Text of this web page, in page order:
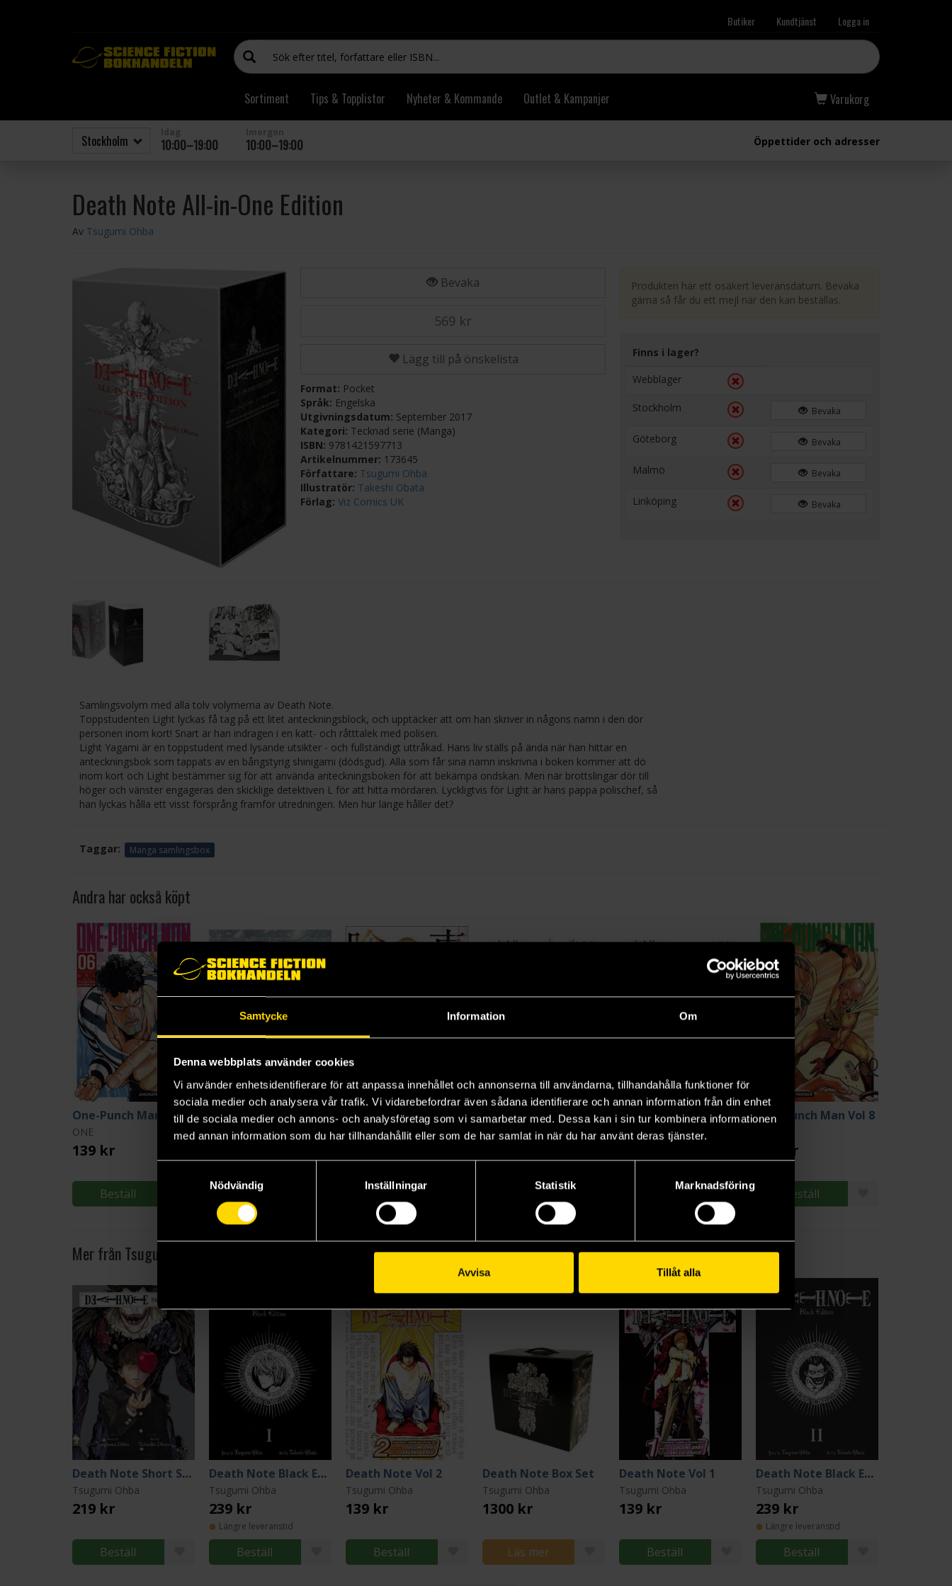
Samtycke Information Om
Denna webbplats använder cookies
Vi använder enhetsidentifierare för att anpassa innehållet och annonserna till användarna, tillhandahålla funktioner för
sociala medier och analysera vår trafik. Vi vidarebefordrar även sådana identifierare och annan information från din enhet
till de sociala medier och annons- och analysföretag som vi samarbetar med. Dessa kan i sin tur kombinera informationen
med annan information som du har tillhandahållit eller som de har samlat in när du har använt deras tjänster.
Nödvändig
Inställningar Statistik Marknadsföring
Avvisa Tillåt alla
Butiker Kundtjänst Logga in
Sortiment Tips & Topplistor Nyheter & Kommande Outlet & Kampanjer Varukorg
10:00–19:00 10:00–19:00 Öppettider och adresser
Death Note All-in-One Edition
Av Tsugumi Ohba
Bevaka
569 kr
Lägg till på önskelista
Format: Pocket
Språk: Engelska
Utgivningsdatum: September 2017
Kategori: Tecknad serie (Manga)
ISBN: 9781421597713
Artikelnummer: 173645
Författare: Tsugumi Ohba
Illustratör: Takeshi Obata
Förlag:Viz Comics UK
Produkten har ett osäkert leveransdatum. Bevaka
gärna så får du ett mejl när den kan beställas.
Finns i lager?
Webblager
Stockholm Bevaka
Göteborg Bevaka
Malmö Bevaka
Linköping Bevaka
Samlingsvolym med alla tolv volymerna av Death Note.
Toppstudenten Light lyckas få tag på ett litet anteckningsblock, och upptäcker att om han skriver in någons namn i den dör
personen inom kort! Snart är han indragen i en katt- och råtttalek med polisen.
Light Yagami är en toppstudent med lysande utsikter - och fullständigt uttråkad. Hans liv ställs på ända när han hittar en
anteckningsbok som tappats av en bångstyrig shinigami (dödsgud). Alla som får sina namn inskrivna i boken kommer att dö
inom kort och Light bestämmer sig för att använda anteckningsboken för att bekämpa ondskan. Men när brottslingar dör till
höger och vänster engageras den skicklige detektiven L för att hitta mördaren. Lyckligtvis för Light är hans pappa polischef, så
han lyckas hålla ett visst försprång framför utredningen. Men hur länge håller det?
Taggar: Manga samlingsbox
Andra har också köpt
One-Punch Man Vol 6
ONE
139 kr
Beställ
Vinland Saga, Book Two
Makoto Yukimura
Beställ
Tokyo Ghoul Vol 3
Sui Ishida
Beställ
Nichijou My Ordinary Life, 1
Keiichi Arawi
Beställ
Nichijou My Ordinary Life, 2
Keiichi Arawi
Beställ
One-Punch Man Vol 8
139 kr
Beställ
Mer från Tsugumi Ohba
Death Note Short Stories
Tsugumi Ohba
219 kr
Beställ
Death Note Black Edition Vol 1
Tsugumi Ohba
239 kr
Längre leveranstid
Beställ
Death Note Vol 2
Tsugumi Ohba
139 kr
Beställ
Death Note Box Set
Tsugumi Ohba
1300 kr
Läs mer
Death Note Vol 1
Tsugumi Ohba
139 kr
Beställ
Death Note Black Edition Vol 2
Tsugumi Ohba
239 kr
Längre leveranstid
Beställ